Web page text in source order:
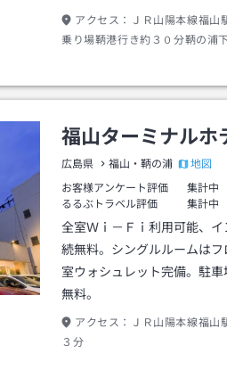
アクセス：
ＪＲ山陽本線福
乗り場鞆港行き約３０分鞆の浦
福山ターミナルホ
広島県 福山・鞆の浦
地図
お客様アンケート評価
集計中
るるぶトラベル評価
集計中
全室Ｗｉ－Ｆｉ利用可能、
続無料。シングルルームは
室ウォシュレット完備。駐
無料。
アクセス：
ＪＲ山陽本線福
３分